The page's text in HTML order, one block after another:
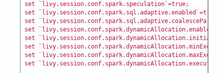
set `livy.session.conf.spark.speculation`=true;
set `livy.session.conf.spark.sql.adaptive.enabled`=true;
set
set
set
set
set